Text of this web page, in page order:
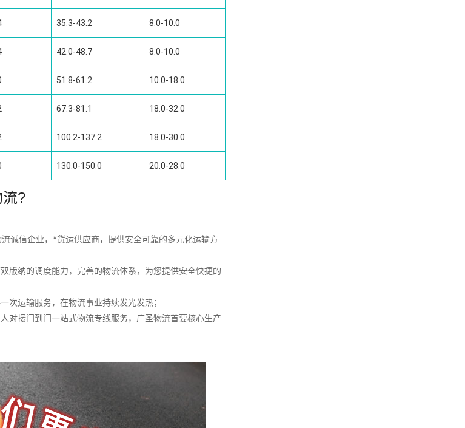
35.3-43.2 8.0-10.0
42.0-48.7 8.0-10.0
51.8-61.2 10.0-18.0
67.3-81.1 18.0-32.0
100.2-137.2 18.0-30.0
130.0-150.0 20.0-28.0
?
诚信企业，*货运供应商，提供安全可靠的多元化运输方
版纳的调度能力，完善的物流体系，为您提供安全快捷的
次运输服务，在物流事业持续发光发热；
对接门到门一站式物流专线服务，广圣物流首要核心生产